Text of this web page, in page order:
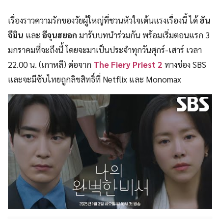
เรื่องราวความรักของวัยผู้ใหญ่ที่ชวนหัวใจเต้นแรงเรื่องนี้ ได้ฮัน
จีมิน และ อีจุนฮยอก มารับบทนำร่วมกัน พร้อมเริ่มตอนแรก 3
มกราคมที่จะถึงนี้ โดยจะมาเป็นประจำทุกวันศุกร์-เสาร์ เวลา
22.00 น. (เกาหลี) ต่อจาก The Fiery Priest 2 ทางช่อง SBS
และจะมีซับไทยถูกลิขสิทธิ์ที่ Netflix และ Monomax